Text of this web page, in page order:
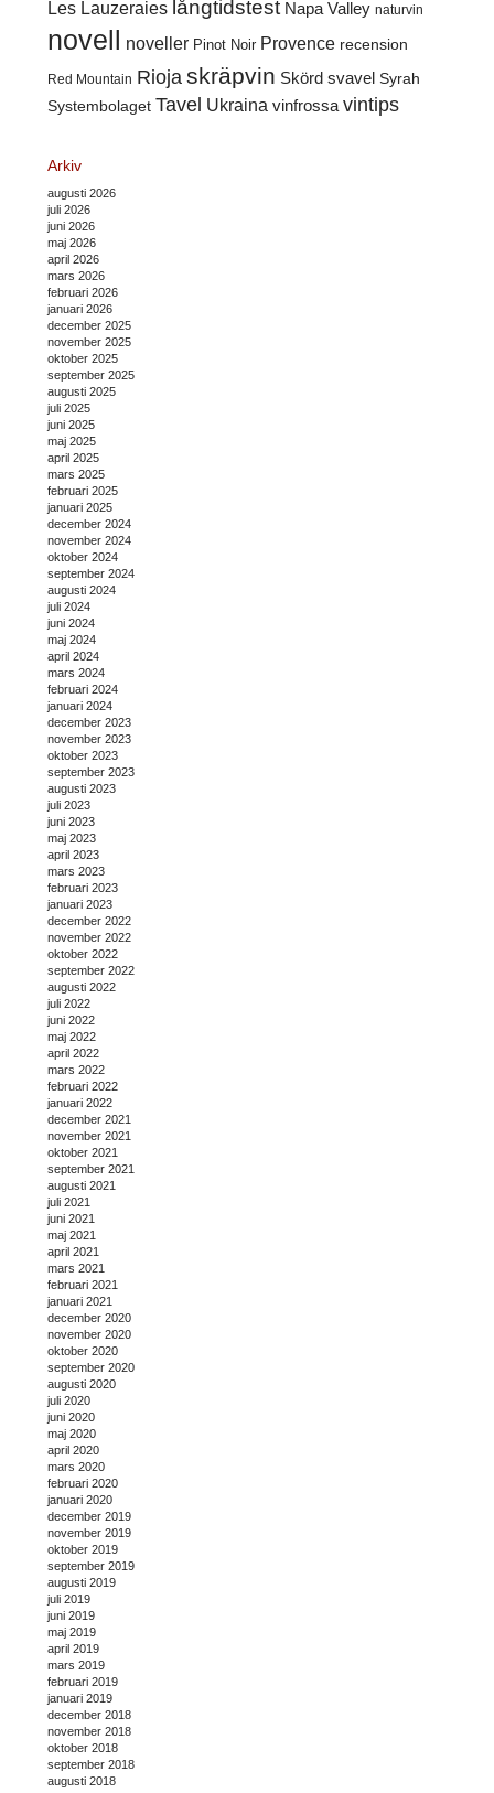
Les Lauzeraies långtidstest Napa Valley naturvin
novell noveller Pinot Noir Provence recension
Red Mountain Rioja skräpvin Skörd svavel Syrah
Systembolaget Tavel Ukraina vinfrossa vintips
Arkiv
augusti 2026
juli 2026
juni 2026
maj 2026
april 2026
mars 2026
februari 2026
januari 2026
december 2025
november 2025
oktober 2025
september 2025
augusti 2025
juli 2025
juni 2025
maj 2025
april 2025
mars 2025
februari 2025
januari 2025
december 2024
november 2024
oktober 2024
september 2024
augusti 2024
juli 2024
juni 2024
maj 2024
april 2024
mars 2024
februari 2024
januari 2024
december 2023
november 2023
oktober 2023
september 2023
augusti 2023
juli 2023
juni 2023
maj 2023
april 2023
mars 2023
februari 2023
januari 2023
december 2022
november 2022
oktober 2022
september 2022
augusti 2022
juli 2022
juni 2022
maj 2022
april 2022
mars 2022
februari 2022
januari 2022
december 2021
november 2021
oktober 2021
september 2021
augusti 2021
juli 2021
juni 2021
maj 2021
april 2021
mars 2021
februari 2021
januari 2021
december 2020
november 2020
oktober 2020
september 2020
augusti 2020
juli 2020
juni 2020
maj 2020
april 2020
mars 2020
februari 2020
januari 2020
december 2019
november 2019
oktober 2019
september 2019
augusti 2019
juli 2019
juni 2019
maj 2019
april 2019
mars 2019
februari 2019
januari 2019
december 2018
november 2018
oktober 2018
september 2018
augusti 2018